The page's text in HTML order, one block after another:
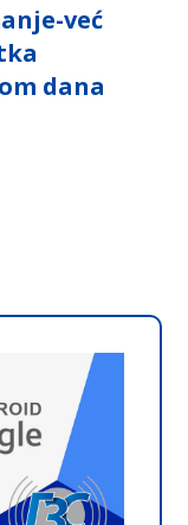
već
dana